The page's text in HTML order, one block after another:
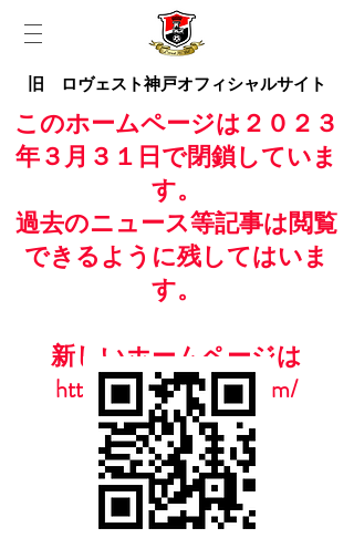
旧 ロヴェスト神戸オフィシャルサイト
このホームページは２０２３
年３月３１日で閉鎖していま
す。
過去のニュース等記事は閲覧
できるように残してはいま
す。
新しいホームページは
https://www.casailfc.com/